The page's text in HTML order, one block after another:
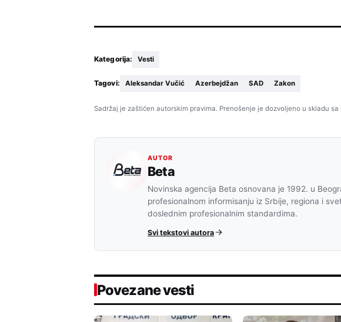
Kategorija: Vesti
Tagovi: Aleksandar Vučić Azerbejdžan SAD Zakon
Sadržaj je zaštićen autorskim pravima. Prenošenje je dozvoljeno u skladu sa
AUTOR
Beta
Novinska agencija Beta osnovana je 1992. u
profesionalnom informisanju iz Srbije, regiona i
doslednim profesionalnim standardima.
Svi tekstovi autora
Povezane vesti